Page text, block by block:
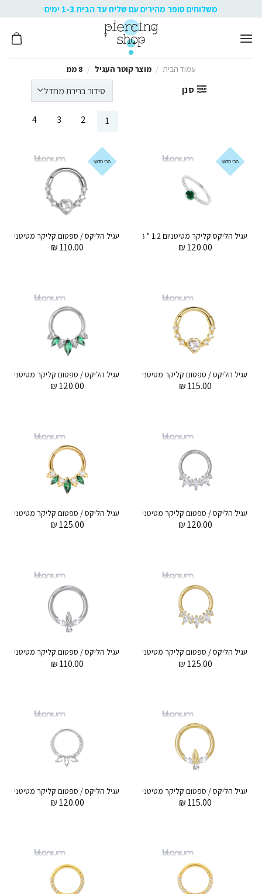
to
content
משלוחים סופר מהירים עם שליח עד הבית 1-3 ימים
עמוד הבית / מוצר קוטר העגיל /
סנן
1
2
3
4
הכי חדש!
120.00
₪
הכי חדש!
110.00
₪
עגיל הליקס / ספטום קליקר מטיטניום וציפוי זהב 1.2 * 8 מ"מ זירקוניה לב וקריסטלים לבנים
115.00
₪
120.00
₪
120.00
₪
125.00
₪
עגיל הליקס / ספטום קליקר מטיטניום וציפוי זהב 1.2 * 8 מ"מ מרקיזים לבנים
125.00
₪
110.00
₪
עגיל הליקס / ספטום קליקר מטיטניום וציפוי זהב 1.2 * 8 מ"מ לוטוס זירקונים לבנים
115.00
₪
120.00
₪